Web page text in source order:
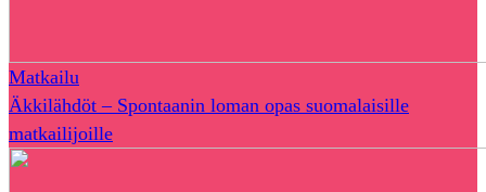
Matkailu
Äkkilähdöt – Spontaanin loman opas suomalaisille
matkailijoille